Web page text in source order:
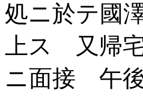
処ニ於テ國
上ス 又帰
ニ面接 午